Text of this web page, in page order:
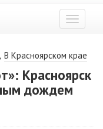
Показать
меню
, В Красноярском крае
Красноярск
дождем